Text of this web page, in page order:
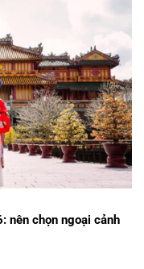
nên chọn ngoại cảnh